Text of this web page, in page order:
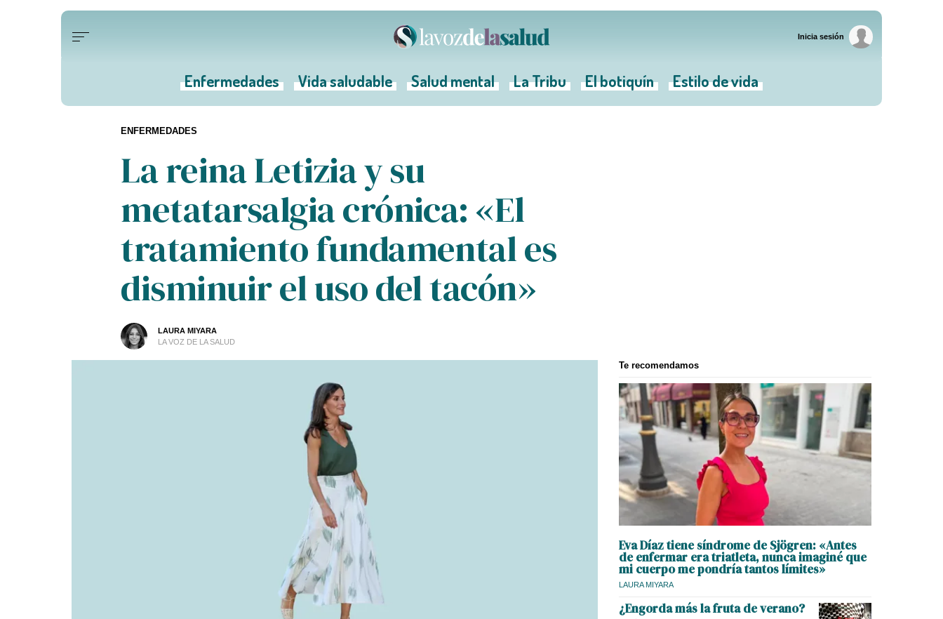
Inicia sesión
Enfermedades Vida saludable Salud mental La Tribu El botiquín Estilo de vida
La reina Letizia y su
metatarsalgia crónica: «El
tratamiento fundamental es
disminuir el uso del tacón»
LAURA MIYARA
LA VOZ DE LA SALUD
ENFERMEDADES
Te recomendamos
Eva Díaz tiene síndrome de Sjögren: «Antes
de enfermar era triatleta, nunca imaginé que
mi cuerpo me pondría tantos límites»
LAURA MIYARA
¿Engorda más la fruta de verano?